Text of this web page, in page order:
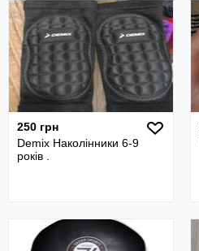
250 грн
Demix Наколінники 6-9
років .